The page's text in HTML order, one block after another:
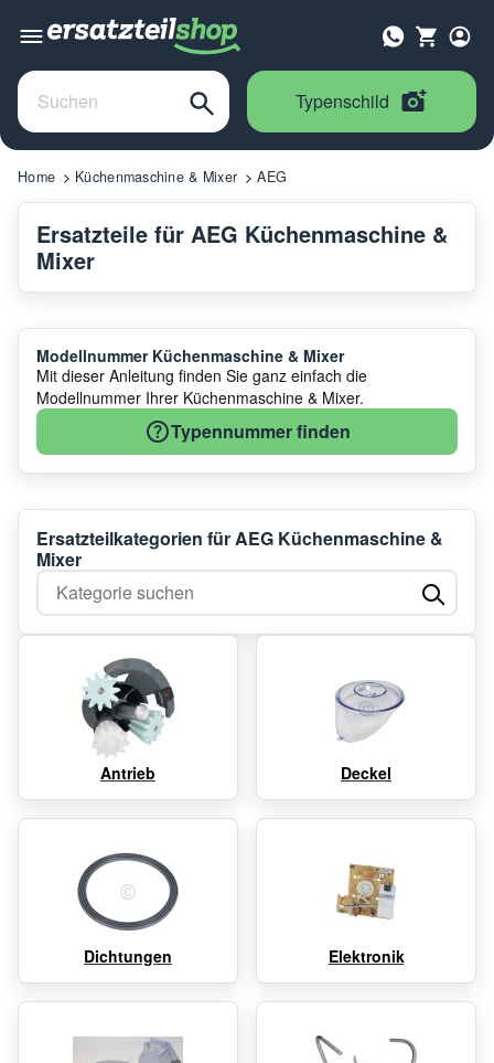
Typenschild
Home Küchenmaschine & Mixer AEG
Ersatzteile für AEG Küchenmaschine &
Mixer
Modellnummer Küchenmaschine & Mixer
Mit dieser Anleitung finden Sie ganz einfach die
Modellnummer Ihrer Küchenmaschine & Mixer.
Typennummer finden
Ersatzteilkategorien für AEG Küchenmaschine &
Mixer
Kategorie suchen
Antrieb Deckel
Dichtungen Elektronik